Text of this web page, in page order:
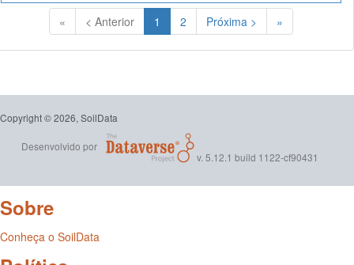
« < Anterior 1 (Atual)
2 Próxima > »
Copyright © 2026, SoilData
Desenvolvido por
v. 5.12.1 build 1122-cf90431
Sobre
Conheça o SoilData